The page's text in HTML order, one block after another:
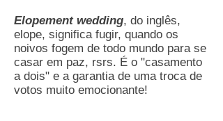
Elopement wedding, do inglês,
elope, significa fugir, quando os
noivos fogem de todo mundo para se
casar em paz, rsrs. É o "casamento
a dois" e a garantia de uma troca de
votos muito emocionante!